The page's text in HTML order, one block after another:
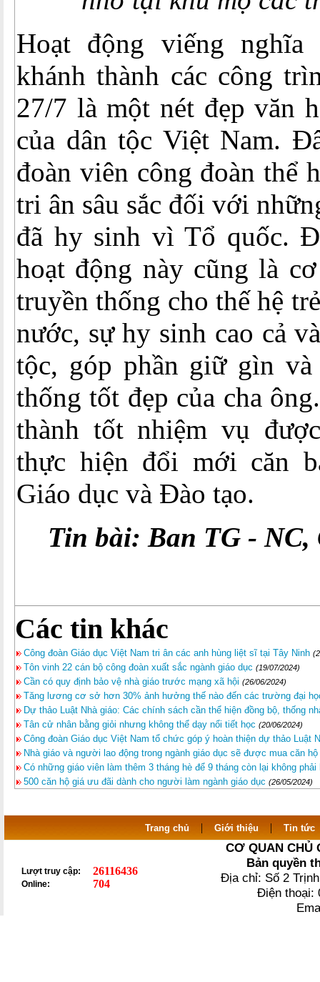
Hoạt động viếng
khánh thành các công
27/7 là một nét đẹp văn
của dân tộc Việt Nam.
đoàn viên công đoàn thể
tri ân sâu sắc đối với
đã hy sinh vì Tổ quốc.
hoạt động này cũng là
truyền thống cho thế hệ
nước, sự hy sinh cao cả
tộc, góp phần giữ gìn
thống tốt đẹp của cha
thành tốt nhiệm vụ
thực hiện đổi mới căn
Giáo dục và Đào tạo.
Tin bài: Ban TG - NC,
Các tin khác
Công đoàn Giáo dục Việt Nam tri ân các anh hùng liệt sĩ tại Tây Ninh
Tôn vinh 22 cán bộ công đoàn xuất sắc ngành giáo dục (19/07/2024)
Cần có quy định bảo vệ nhà giáo trước mạng xã hội (26/06/2024)
Tăng lương cơ sở hơn 30% ảnh hưởng thế nào đến các trường đại
Dự thảo Luật Nhà giáo: Các chính sách cần thể hiện đồng bộ, thống
Tân cử nhân bằng giỏi nhưng không thể dạy nổi tiết học (20/06/2024)
Công đoàn Giáo dục Việt Nam tổ chức góp ý hoàn thiện dự thảo Luật
Nhà giáo và người lao động trong ngành giáo dục sẽ được mua căn
Có những giáo viên làm thêm 3 tháng hè để 9 tháng còn lại không phải
500 căn hộ giá ưu đãi dành cho người làm ngành giáo dục (26/05/2024)
Trang chủ | Giới thiệu | Tin tức
Lượt truy cập: 26116436
Online: 704
CƠ QUAN CHỦ
Bản quyền
Địa chỉ: Số 2
Điện